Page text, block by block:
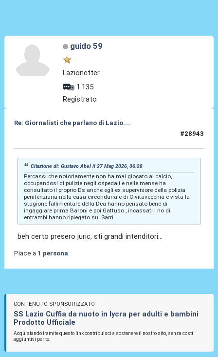
guido 59
Lazionetter
1.135
Registrato
Re: Giornalisti che parlano di Lazio....
#28943
Citazione di: Gustavo Abel il 27 Mag 2026, 06:28
Percassi che notoriamente non ha mai giocato al calcio,
occupandosi di pulizie negli ospedali e nelle mense ha
consultato il proprio Ds anche egli ex supervisore della polizia
penitenziaria nella casa circondariale di Civitavecchia e vista la
stagione fallimentare della Dea hanno pensato bene di
ingaggiare prima Baroni e poi Gattuso , incassati i no di
entrambi hanno ripiegato su Sarri
beh certo presero juric, sti grandi intenditori...
Piace a 1 persona
CONTENUTO SPONSORIZZATO
SS Lazio Cuffia da nuoto in lycra per adulti e bambini
Prodotto Ufficiale
Acquistando tramite questo link contribuisci a sostenere il nostro sito, senza costi
aggiuntivi per te.